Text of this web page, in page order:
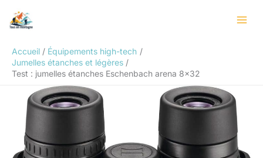
Accueil
Équipements high-tech
Jumelles étanches et légères
Test : jumelles étanches Eschenbach arena 8×32